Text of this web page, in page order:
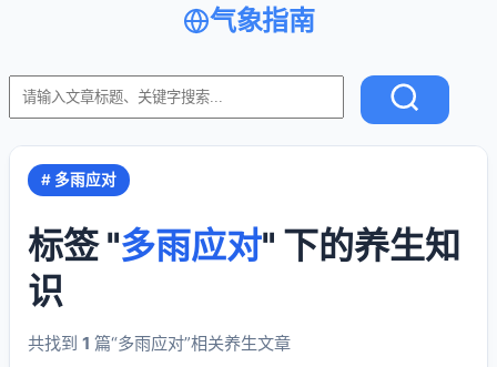
气象指南
# 多雨应对
标签 "多雨应对" 下的养生知
识
共找到 1 篇“多雨应对”相关养生文章